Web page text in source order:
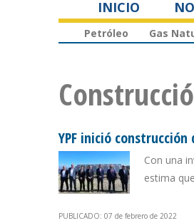
INICIO
Petróleo Gas
YPF inició
Con una
estima
PUBLICADO: 07 de febrero de 2022